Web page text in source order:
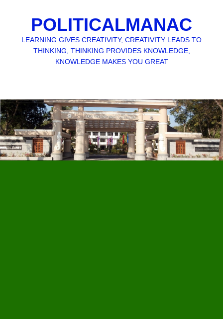
POLITICALMANAC
LEARNING GIVES CREATIVITY, CREATIVITY LEADS TO
THINKING, THINKING PROVIDES KNOWLEDGE,
KNOWLEDGE MAKES YOU GREAT